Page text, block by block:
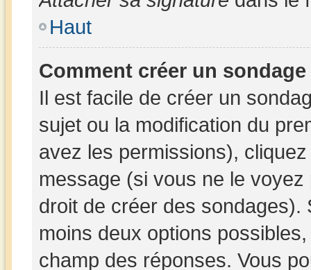
Haut
Comment créer un sondage
Il est facile de créer un
sujet ou la modification du
avez les permissions),
message (si vous ne le
droit de créer des
moins deux options
champ des réponses. Vous